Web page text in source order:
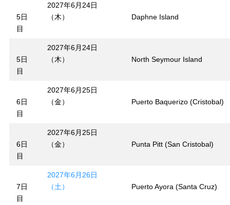
5日
目
2027年6月24日
（木）
Daphne Island
5日
目
2027年6月24日
（木）
North Seymour Island
6日
目
2027年6月25日
（金）
Puerto Baquerizo (Cristobal)
6日
目
2027年6月25日
（金）
Punta Pitt (San Cristobal)
7日
目
2027年6月26日
（土）
Puerto Ayora (Santa Cruz)